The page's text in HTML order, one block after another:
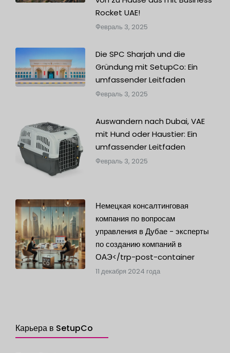
Rocket UAE!
Февраль 3, 2025
Die SPC Sharjah und die
Gründung mit SetupCo: Ein
umfassender Leitfaden
Февраль 3, 2025
Auswandern nach Dubai, VAE
mit Hund oder Haustier: Ein
umfassender Leitfaden
Февраль 3, 2025
Немецкая консалтинговая
компания по вопросам
управления в Дубае - эксперты
по созданию компаний в
ОАЭ</trp-post-container
11 декабря 2024 года
Карьера в SetupCo